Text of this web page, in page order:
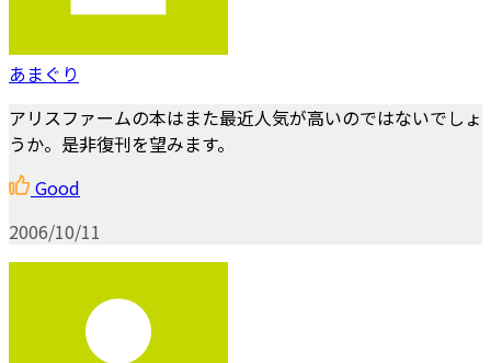
あまぐり
アリスファームの本はまた最近人気が高いのではないでしょ
うか。是非復刊を望みます。
Good
2006/10/11